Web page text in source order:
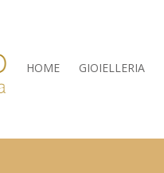
HOME GIOIELLERIA